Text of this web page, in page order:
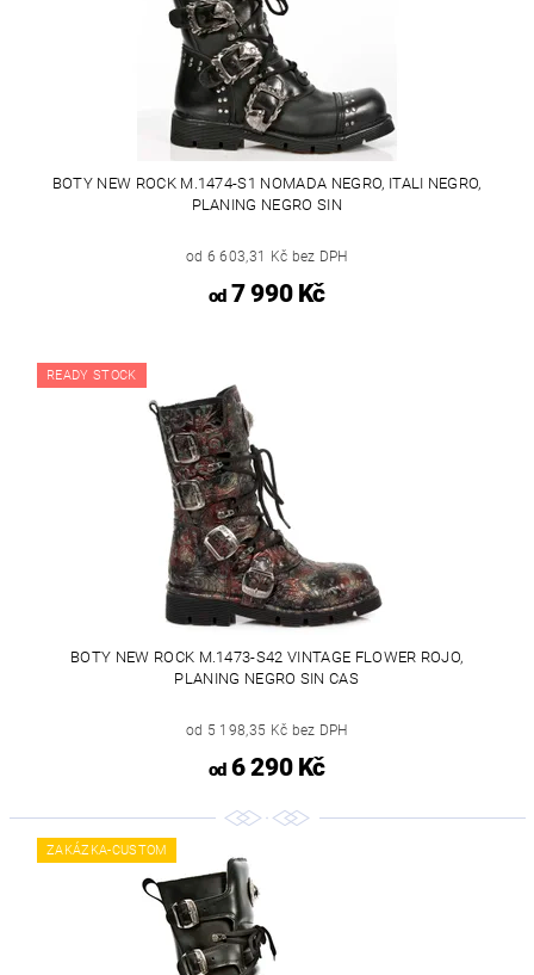
BOTY NEW ROCK M.1474-S1 NOMADA NEGRO, ITALI NEGRO,
PLANING NEGRO SIN
od 6 603,31 Kč bez DPH
od7 990 Kč
READY STOCK
BOTY NEW ROCK M.1473-S42 VINTAGE FLOWER ROJO,
PLANING NEGRO SIN CAS
od 5 198,35 Kč bez DPH
od6 290 Kč
ZAKÁZKA-CUSTOM